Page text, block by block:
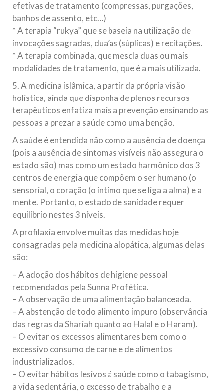
efetivas de tratamento (compressas, purgações,
banhos de assento, etc…)
* A terapia “rukya” que se baseia na utilização de
invocações sagradas, dua’as (súplicas) e recitações.
* A terapia combinada, que mescla duas ou mais
modalidades de tratamento, que é a mais utilizada.
5. A medicina islâmica, a partir da própria visão
holística, ainda que disponha de plenos recursos
terapêuticos enfatiza mais a prevenção ensinando as
pessoas a prezar a saúde como uma benção.
A saúde é entendida não como a ausência de doença
(pois a ausência de sintomas visíveis não assegura o
estado são) mas como um estado harmônico dos 3
centros de energia que compõem o ser humano (o
sensorial, o coração (o íntimo que se liga a alma) e a
mente. Portanto, o estado de sanidade requer
equilíbrio nestes 3 níveis.
A profilaxia envolve muitas das medidas hoje
consagradas pela medicina alopática, algumas delas
são:
– A adoção dos hábitos de higiene pessoal
recomendados pela Sunna Profética.
– A observação de uma alimentação balanceada.
– A abstenção de todo alimento impuro (observância
das regras da Shariah quanto ao Halal e o Haram).
– O evitar os excessos alimentares bem como o
excessivo consumo de carne e de alimentos
industrializados.
– O evitar hábitos lesivos á saúde como o tabagismo,
a vida sedentária, o excesso de trabalho e a